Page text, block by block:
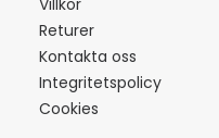
Villkor
Returer
Kontakta oss
Integritetspolicy
Cookies